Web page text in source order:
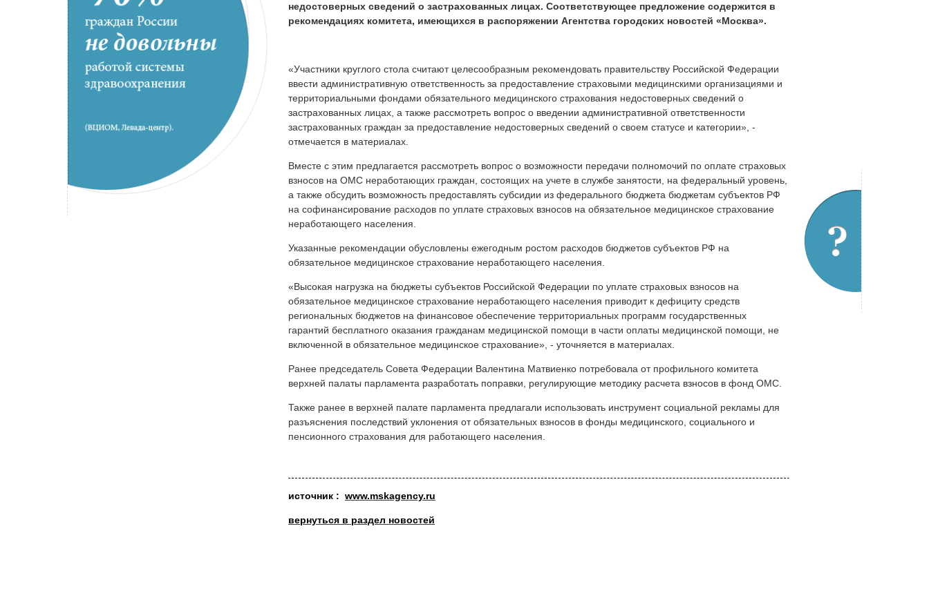
недостоверных сведений о застрахованных лицах. Соответствующее предложение содержится в
рекомендациях комитета, имеющихся в распоряжении Агентства городских новостей «Москва».
«Участники круглого стола считают целесообразным рекомендовать правительству Российской Федерации
ввести административную ответственность за предоставление страховыми медицинскими организациями и
территориальными фондами обязательного медицинского страхования недостоверных сведений о
застрахованных лицах, а также рассмотреть вопрос о введении административной ответственности
застрахованных граждан за предоставление недостоверных сведений о своем статусе и категории», -
отмечается в материалах.
Вместе с этим предлагается рассмотреть вопрос о возможности передачи полномочий по оплате страховых
взносов на ОМС неработающих граждан, состоящих на учете в службе занятости, на федеральный уровень,
а также обсудить возможность предоставлять субсидии из федерального бюджета бюджетам субъектов РФ
на софинансирование расходов по уплате страховых взносов на обязательное медицинское страхование
неработающего населения.
Указанные рекомендации обусловлены ежегодным ростом расходов бюджетов субъектов РФ на
обязательное медицинское страхование неработающего населения.
«Высокая нагрузка на бюджеты субъектов Российской Федерации по уплате страховых взносов на
обязательное медицинское страхование неработающего населения приводит к дефициту средств
региональных бюджетов на финансовое обеспечение территориальных программ государственных
гарантий бесплатного оказания гражданам медицинской помощи в части оплаты медицинской помощи, не
включенной в обязательное медицинское страхование», - уточняется в материалах.
Ранее председатель Совета Федерации Валентина Матвиенко потребовала от профильного комитета
верхней палаты парламента разработать поправки, регулирующие методику расчета взносов в фонд ОМС.
Также ранее в верхней палате парламента предлагали использовать инструмент социальной рекламы для
разъяснения последствий уклонения от обязательных взносов в фонды медицинского, социального и
пенсионного страхования для работающего населения.
источник : www.mskagency.ru
вернуться в раздел новостей